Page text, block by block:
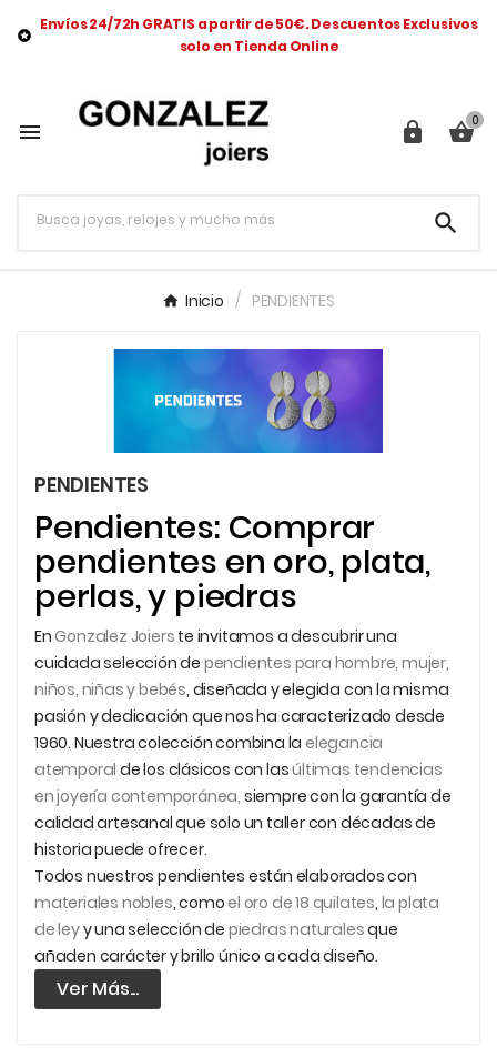

Envíos 24/72h GRATIS a partir de 50€. Descuentos Exclusivos
solo en Tienda Online
  0

Inicio PENDIENTES
PENDIENTES
Pendientes: Comprar
pendientes en oro, plata,
perlas, y piedras
EnGonzalez Joiers te invitamos a descubrir una
cuidada selección de pendientes para hombre, mujer,
niños, niñas y bebés, diseñada y elegida con la misma
pasión y dedicación que nos ha caracterizado desde
1960. Nuestra colección combina laelegancia
atemporal de los clásicos con lasúltimas tendencias
en joyería contemporánea, siempre con la garantía de
calidad artesanal que solo un taller con décadas de
historia puede ofrecer.
Todos nuestros pendientes están elaborados con
materiales nobles, comoel oro de 18 quilates, la plata
de leyy una selección de piedrasnaturalesque
añaden carácter y brillo único a cada diseño.
Ver Más...